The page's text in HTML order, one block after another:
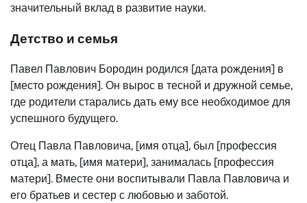
значительный вклад в развитие науки.
Детство и семья
Павел Павлович Бородин родился [дата рождения] в
[место рождения]. Он вырос в тесной и дружной семье,
где родители старались дать ему все необходимое для
успешного будущего.
Отец Павла Павловича, [имя отца], был [профессия
отца], а мать, [имя матери], занималась [профессия
матери]. Вместе они воспитывали Павла Павловича и
его братьев и сестер с любовью и заботой.